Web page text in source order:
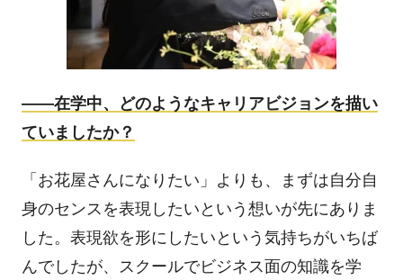
――在学中、どのようなキャリアビジョンを描い
ていましたか？
「お花屋さんになりたい」よりも、まずは自分自
身のセンスを表現したいという想いが先にありま
した。表現欲を形にしたいという気持ちがいちば
んでしたが、スクールでビジネス面の知識を学